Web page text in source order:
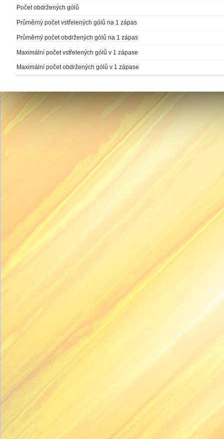
Počet obdržených gólů
Průměrný počet vstřelených gólů na 1 zápas
Průměrný počet obdržených gólů na 1 zápas
Maximální počet vstřelených gólů v 1 zápase
Maximální počet obdržených gólů v 1 zápase